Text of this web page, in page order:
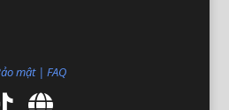
mật| FAQ